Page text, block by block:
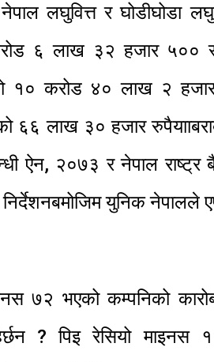
लघुवित्त र घोडीघोडा
६ लाख ३२ हजार
१० करोड ४० लाख २
६६ लाख ३० हजार
ऐन, २०७३ र नेपाल
निर्देशनबमोजिम युनिक नेपालले
७२ भएको कम्पनिको
? पिइ रेसियो